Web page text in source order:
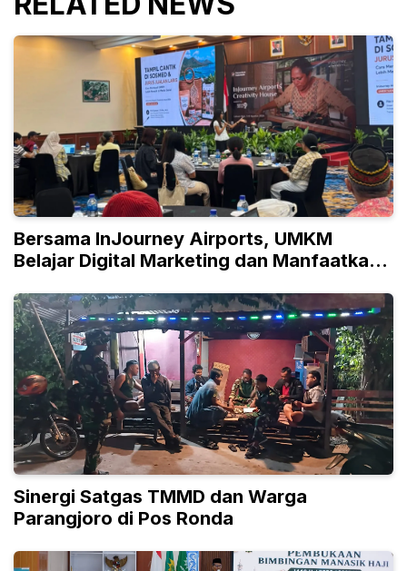
Bersama InJourney Airports, UMKM
Belajar Digital Marketing dan Manfaatkan
Sinergi Satgas TMMD dan Warga
Parangjoro di Pos Ronda